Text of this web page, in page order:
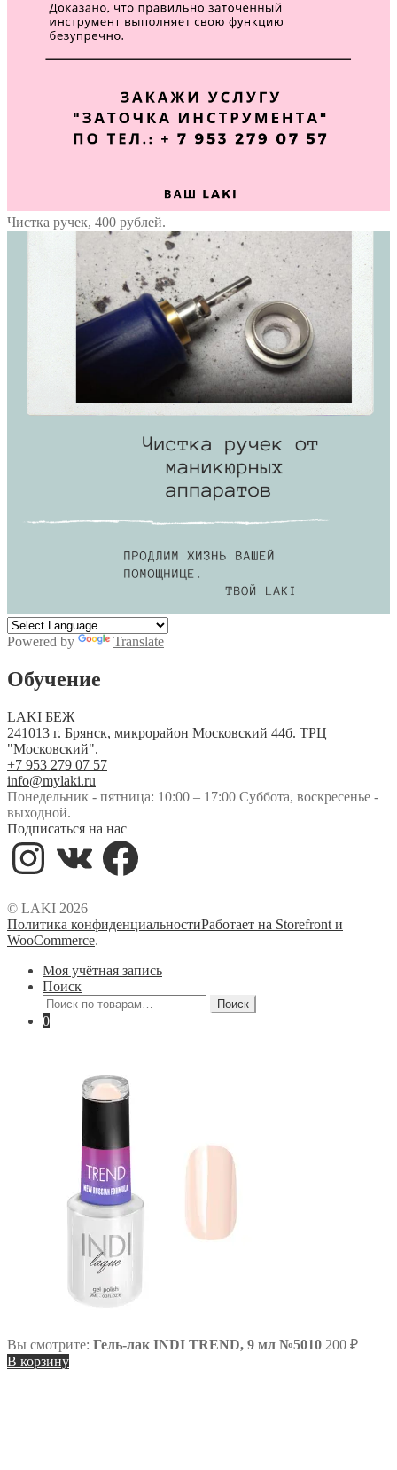
Чистка ручек, 400 рублей.
Powered by Translate
Обучение
LAKI БЕЖ
241013 г. Брянск, микрорайон Московский 44б. ТРЦ
"Московский".
+7 953 279 07 57
info@mylaki.ru
Понедельник - пятница: 10:00 – 17:00 Суббота, воскресенье -
выходной.
Подписаться на нас
Instagram
Facebook
© LAKI 2026
Политика конфиденциальностиРаботает на Storefront и
WooCommerce.
Моя учётная запись
Поиск
Искать:
Поиск
0
Вы смотрите: Гель-лак INDI TREND, 9 мл №5010 200 ₽
В корзину